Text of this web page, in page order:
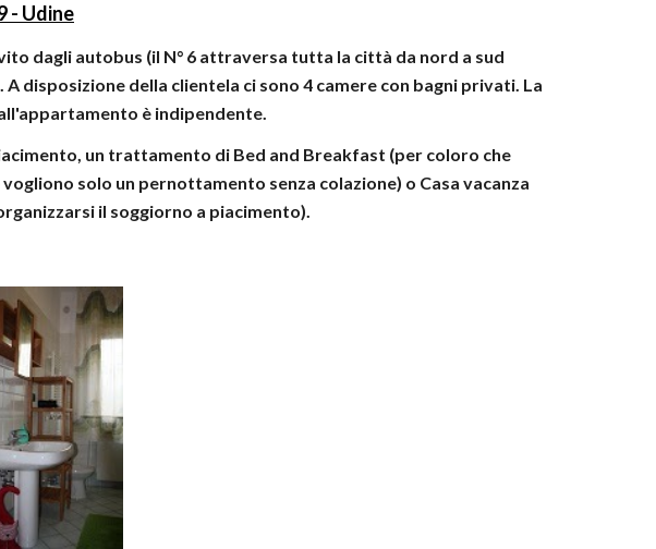
- Udine
dagli autobus (il N° 6 attraversa tutta la città da nord a sud
disposizione della clientela ci sono 4 camere con bagni privati. La
è indipendente.
un trattamento di Bed and Breakfast (per coloro che
solo un pernottamento senza colazione) o Casa vacanza
il soggiorno a piacimento).